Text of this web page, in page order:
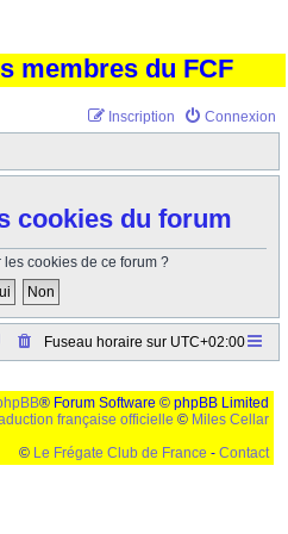
membres du FCF
Connexion
Inscription
cookies du forum
cookies de ce forum ?
Fuseau horaire sur UTC+02:00
® Forum Software © phpBB Limited
française officielle © Miles Cellar
© Le Frégate Club de France - Contact